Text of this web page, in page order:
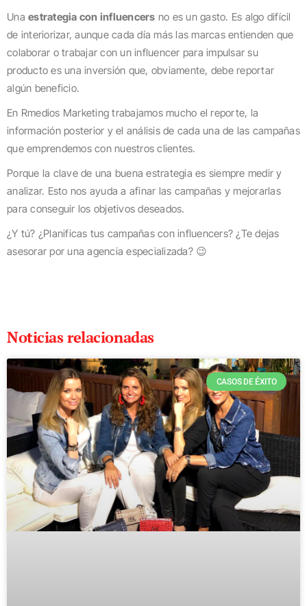
Una estrategia con influencers no es un gasto. Es algo difícil
de interiorizar, aunque cada día más las marcas entienden que
colaborar o trabajar con un influencer para impulsar su
producto es una inversión que, obviamente, debe reportar
algún beneficio.
En Rmedios Marketing trabajamos mucho el reporte, la
información posterior y el análisis de cada una de las campañas
que emprendemos con nuestros clientes.
Porque la clave de una buena estrategia es siempre medir y
analizar. Esto nos ayuda a afinar las campañas y mejorarlas
para conseguir los objetivos deseados.
¿Y tú? ¿Planificas tus campañas con influencers? ¿Te dejas
asesorar por una agencia especializada? 😉
Noticias relacionadas
CASOS DE ÉXITO